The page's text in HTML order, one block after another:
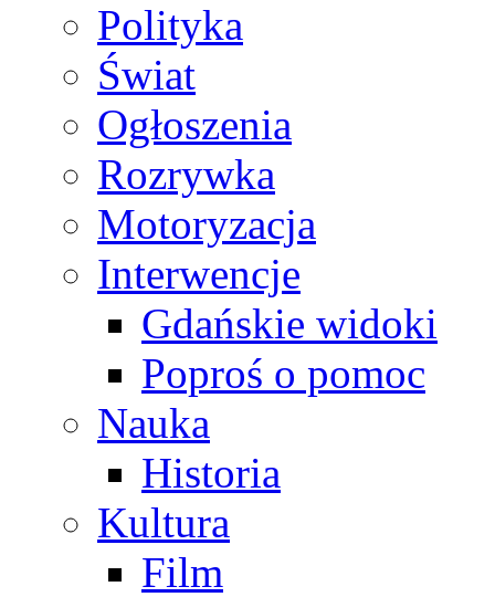
Polityka
Świat
Ogłoszenia
Rozrywka
Motoryzacja
Interwencje
Gdańskie widoki
Poproś o pomoc
Nauka
Historia
Kultura
Film